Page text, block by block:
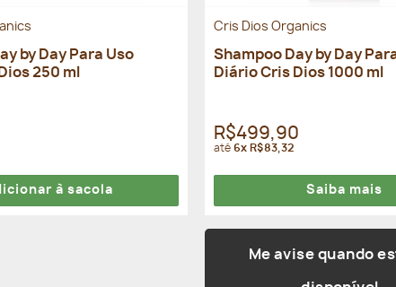
by Day Para Uso
250 ml
à sacola
Cris Dios Organics
Shampoo Day by Day
Diário Cris Dios 1000 ml
R$499,90
até 6x R$83,32
Saiba mais
Me avise quando